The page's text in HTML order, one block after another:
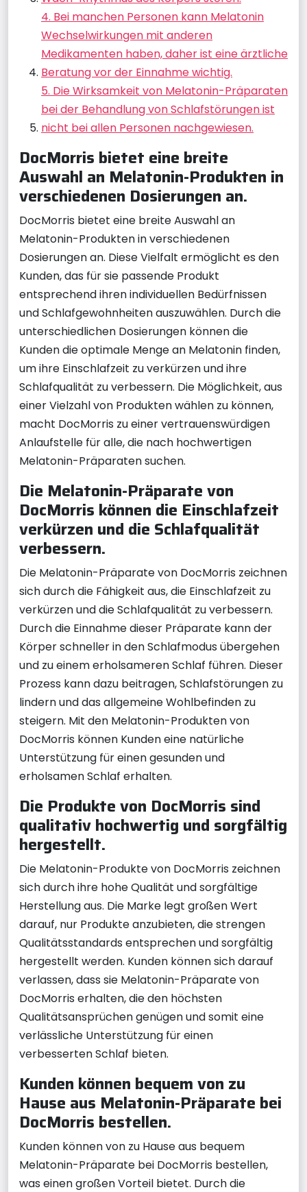
4. Bei manchen Personen kann Melatonin
Wechselwirkungen mit anderen
Medikamenten haben, daher ist eine ärztliche
Beratung vor der Einnahme wichtig.
5. Die Wirksamkeit von Melatonin-Präparaten
bei der Behandlung von Schlafstörungen ist
nicht bei allen Personen nachgewiesen.
DocMorris bietet eine breite
Auswahl an Melatonin-Produkten in
verschiedenen Dosierungen an.
DocMorris bietet eine breite Auswahl an
Melatonin-Produkten in verschiedenen
Dosierungen an. Diese Vielfalt ermöglicht es den
Kunden, das für sie passende Produkt
entsprechend ihren individuellen Bedürfnissen
und Schlafgewohnheiten auszuwählen. Durch die
unterschiedlichen Dosierungen können die
Kunden die optimale Menge an Melatonin finden,
um ihre Einschlafzeit zu verkürzen und ihre
Schlafqualität zu verbessern. Die Möglichkeit, aus
einer Vielzahl von Produkten wählen zu können,
macht DocMorris zu einer vertrauenswürdigen
Anlaufstelle für alle, die nach hochwertigen
Melatonin-Präparaten suchen.
Die Melatonin-Präparate von
DocMorris können die Einschlafzeit
verkürzen und die Schlafqualität
verbessern.
Die Melatonin-Präparate von DocMorris zeichnen
sich durch die Fähigkeit aus, die Einschlafzeit zu
verkürzen und die Schlafqualität zu verbessern.
Durch die Einnahme dieser Präparate kann der
Körper schneller in den Schlafmodus übergehen
und zu einem erholsameren Schlaf führen. Dieser
Prozess kann dazu beitragen, Schlafstörungen zu
lindern und das allgemeine Wohlbefinden zu
steigern. Mit den Melatonin-Produkten von
DocMorris können Kunden eine natürliche
Unterstützung für einen gesunden und
erholsamen Schlaf erhalten.
Die Produkte von DocMorris sind
qualitativ hochwertig und sorgfältig
hergestellt.
Die Melatonin-Produkte von DocMorris zeichnen
sich durch ihre hohe Qualität und sorgfältige
Herstellung aus. Die Marke legt großen Wert
darauf, nur Produkte anzubieten, die strengen
Qualitätsstandards entsprechen und sorgfältig
hergestellt werden. Kunden können sich darauf
verlassen, dass sie Melatonin-Präparate von
DocMorris erhalten, die den höchsten
Qualitätsansprüchen genügen und somit eine
verlässliche Unterstützung für einen
verbesserten Schlaf bieten.
Kunden können bequem von zu
Hause aus Melatonin-Präparate bei
DocMorris bestellen.
Kunden können von zu Hause aus bequem
Melatonin-Präparate bei DocMorris bestellen,
was einen großen Vorteil bietet. Durch die